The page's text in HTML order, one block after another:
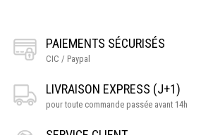
PAIEMENTS SÉCURISÉS
CIC / Paypal
LIVRAISON EXPRESS (J+1)
pour toute commande passée avant 14h